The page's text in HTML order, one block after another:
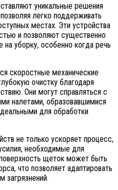
уникальные решения
легко поддерживать
местах. Эти устройства
и позволяют существенно
на уборку, особенно когда речь
скоростные механические
очистку благодаря
Они могут справляться с
налетами, образовавшимися
для обработки
не только ускоряет процесс,
необходимые для
щеток может быть
что позволяет адаптировать
загрязнений.